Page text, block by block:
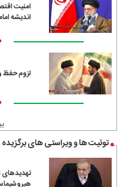
امنیت
اندیشه
لزوم حفظ
توئیت ها و ویراستی های برگزیده
تهدیدهای